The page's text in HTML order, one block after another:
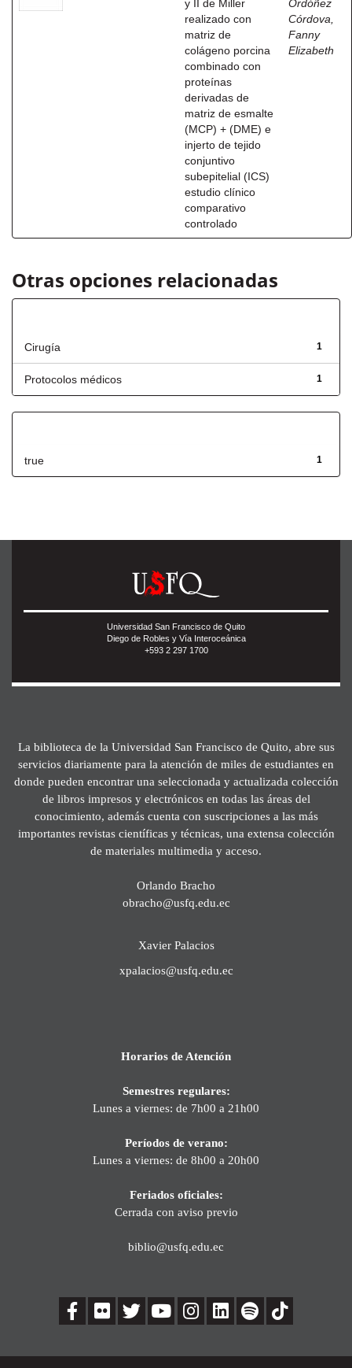
y II de Miller
realizado con
matriz de
colágeno porcina
combinado con
proteínas
derivadas de
matriz de esmalte
(MCP) + (DME) e
injerto de tejido
conjuntivo
subepitelial (ICS)
estudio clínico
comparativo
controlado
Ordóñez
Córdova,
Fanny
Elizabeth
Otras opciones relacionadas
1
Cirugía
1
Protocolos médicos
1
true
Universidad San Francisco de Quito
Diego de Robles y Vía Interoceánica
+593 2 297 1700
La biblioteca de la Universidad San Francisco de Quito, abre sus
servicios diariamente para la atención de miles de estudiantes en
donde pueden encontrar una seleccionada y actualizada colección
de libros impresos y electrónicos en todas las áreas del
conocimiento, además cuenta con suscripciones a las más
importantes revistas científicas y técnicas, una extensa colección
de materiales multimedia y acceso.
Orlando Bracho
obracho@usfq.edu.ec
Xavier Palacios
xpalacios@usfq.edu.ec
Horarios de Atención
Semestres regulares:
Lunes a viernes: de 7h00 a 21h00
Períodos de verano:
Lunes a viernes: de 8h00 a 20h00
Feriados oficiales:
Cerrada con aviso previo
biblio@usfq.edu.ec